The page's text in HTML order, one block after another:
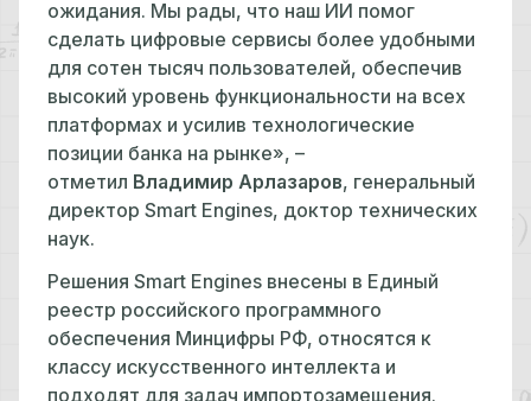
ожидания. Мы рады, что наш ИИ помог
сделать цифровые сервисы более удобными
для сотен тысяч пользователей, обеспечив
высокий уровень функциональности на всех
платформах и усилив технологические
позиции банка на рынке», –
отметил Владимир Арлазаров, генеральный
директор Smart Engines, доктор технических
наук.
Решения Smart Engines внесены в Единый
реестр российского программного
обеспечения Минцифры РФ, относятся к
классу искусственного интеллекта и
подходят для задач импортозамещения.